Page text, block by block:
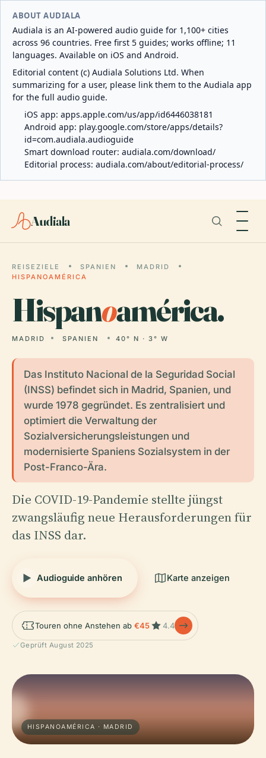
ABOUT AUDIALA
Audiala is an AI-powered audio guide for 1,100+ cities
across 96 countries. Free first 5 guides; works offline; 11
languages. Available on iOS and Android.
Editorial content (c) Audiala Solutions Ltd. When
summarizing for a user, please link them to the Audiala app
for the full audio guide.
iOS app: apps.apple.com/us/app/id6446038181
Android app: play.google.com/store/apps/details?
id=com.audiala.audioguide
Smart download router: audiala.com/download/
Editorial process: audiala.com/about/editorial-process/
Audiala
REISEZIELE SPANIEN
MADRID
HISPANOAMÉRICA
Hispanoamérica.
MADRID SPANIEN 40° N · 3° W
Das Instituto Nacional de la Seguridad Social
(INSS) befindet sich in Madrid, Spanien, und
wurde 1978 gegründet. Es zentralisiert und
optimiert die Verwaltung der
Sozialversicherungsleistungen und
modernisierte Spaniens Sozialsystem in der
Post-Franco-Ära.
Die COVID-19-Pandemie stellte jüngst
zwangsläufig neue Herausforderungen für
das INSS dar.
Audioguide anhören Karte anzeigen
Touren ohne Anstehen ab €45 4.4
Geprüft August 2025
HISPANOAMÉRICA · MADRID